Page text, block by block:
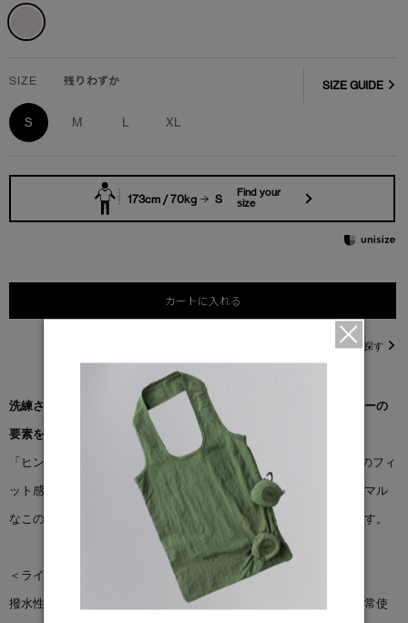
SIZE 残りわずか
S M L XL
SIZE GUIDE
173cm / 70kg S
Find your
size
カートに入れる
直営店在庫を探す
洗練され、時代を超えたデザイン。クラシックなウィンドブレーカーの
要素をまとめました。
「ヒントン ウィンド シャツ ジャケット」は、ややオーバーサイズのフィ
ット感で、すっきりとしたラインが特徴。軽量で耐風性のあるミニマル
なこのシャツジャケットは、オールシーズン欠かせないアイテムです。
＜ライトウェイト コットン ナイロン キャンバス＞
撥水性・耐久性に優れた軽量ファブリック。アウトドアや旅行、日常使